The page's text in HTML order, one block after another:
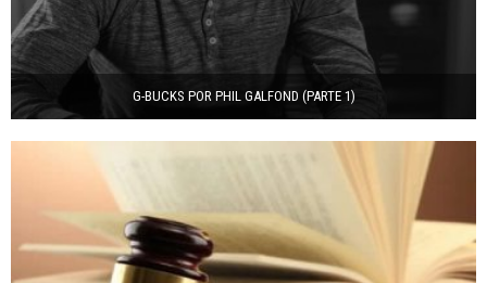
G-BUCKS POR PHIL GALFOND (PARTE 1)